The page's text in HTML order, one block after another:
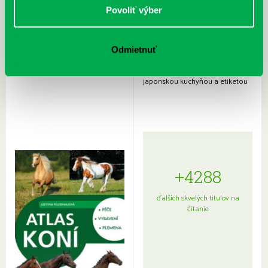
Povoliť výber
Odmietnuť
japonskou kuchyňou a etiketou
+4288
ďalších skvelých titulov na
čítanie